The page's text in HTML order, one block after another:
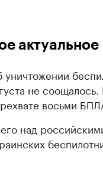
актуальное
уничтожении
не
восьми
над